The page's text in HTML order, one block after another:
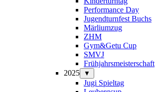
Performance Day
Jugendturnfest Buchs
Märliumzug
ZHM
Gym&Getu Cup
SMVJ
Frühjahrsmeisterschaft
2025
▼
Jugi Spieltag